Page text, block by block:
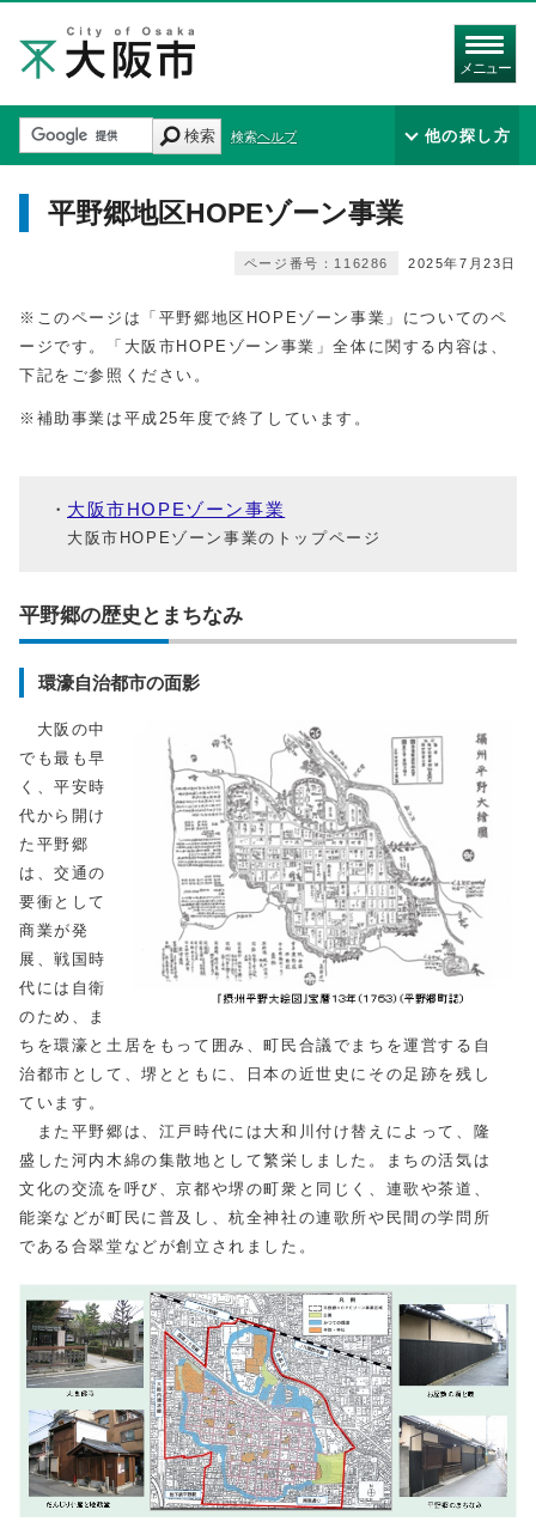
メニュー
検索 検索ヘルプ 他の探し方
平野郷地区HOPEゾーン事業
2025年7月23日
ページ番号：116286
※このページは「平野郷地区HOPEゾーン事業」についてのペ
ージです。「大阪市HOPEゾーン事業」全体に関する内容は、
下記をご参照ください。
※補助事業は平成25年度で終了しています。
大阪市HOPEゾーン事業
大阪市HOPEゾーン事業のトップページ
平野郷の歴史とまちなみ
環濠自治都市の面影
大阪の中
でも最も早
く、平安時
代から開け
た平野郷
は、交通の
要衝として
商業が発
展、戦国時
代には自衛
のため、ま
ちを環濠と土居をもって囲み、町民合議でまちを運営する自
治都市として、堺とともに、日本の近世史にその足跡を残し
ています。
また平野郷は、江戸時代には大和川付け替えによって、隆
盛した河内木綿の集散地として繁栄しました。まちの活気は
文化の交流を呼び、京都や堺の町衆と同じく、連歌や茶道、
能楽などが町民に普及し、杭全神社の連歌所や民間の学問所
である合翠堂などが創立されました。